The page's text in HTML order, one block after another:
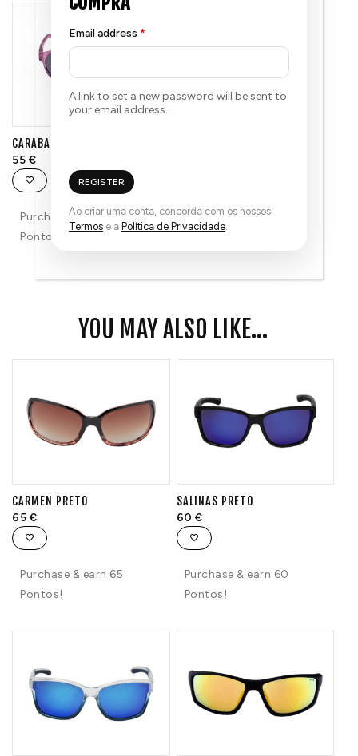
CARABASSI LILÁS
55 €
Purchase & earn 55
Pontos!
YOU MAY ALSO LIKE...
CARMEN PRETO
65 €
Purchase & earn 65
Pontos!
SALINAS PRETO
60 €
Purchase & earn 60
Pontos!
Email address *
A link to set a new password will be sent to
your email address.
REGISTER
Ao criar uma conta, concorda com os nossos
Termos e a Política de Privacidade